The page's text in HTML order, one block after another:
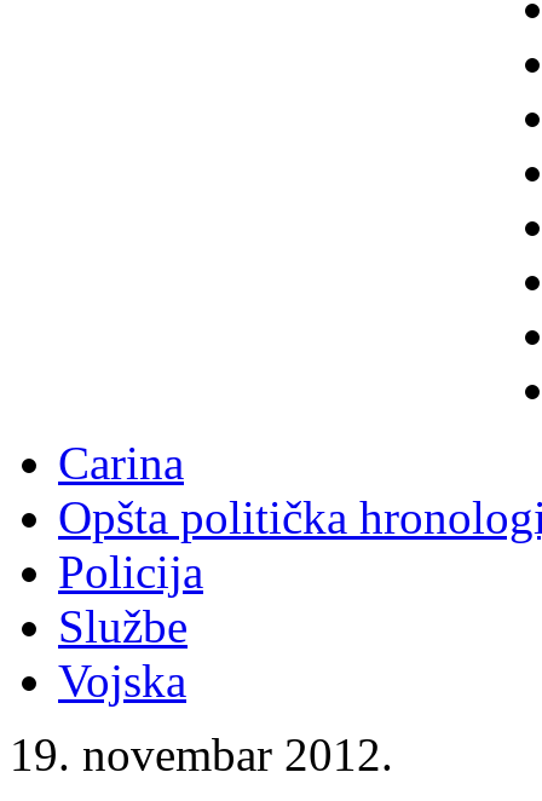
Carina
Opšta politička
Policija
Službe
Vojska
19. novembar 2012.